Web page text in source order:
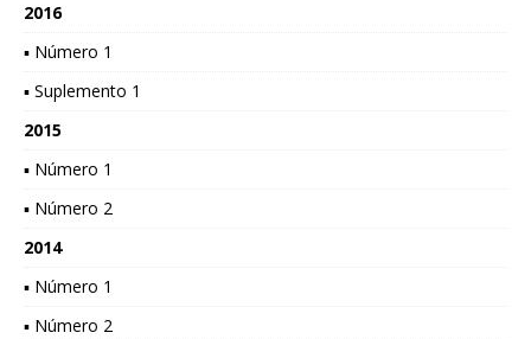
2016
▪ Número 1
▪ Suplemento 1
2015
▪ Número 1
▪ Número 2
2014
▪ Número 1
▪ Número 2